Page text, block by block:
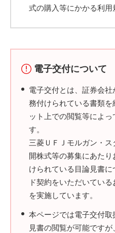
式の購入等にかかる利用
電子交付について
電子交付とは、証券会
務付けられている書類
ット上での閲覧等によ
す。
三菱ＵＦＪモルガン・
開株式等の募集にあた
けられている目論見書
ド契約をいただいてい
を実施しています。
本ページでは電子交付
見書の閲覧が可能です